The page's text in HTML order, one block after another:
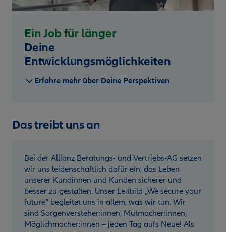
Ein Job für länger
Deine
Entwicklungsmöglichkeiten
Erfahre mehr über Deine Perspektiven
Das treibt uns an
Bei der Allianz Beratungs- und Vertriebs-AG setzen
wir uns leidenschaftlich dafür ein, das Leben
unserer Kundinnen und Kunden sicherer und
besser zu gestalten. Unser Leitbild „We secure your
future“ begleitet uns in allem, was wir tun. Wir
sind Sorgenversteher:innen, Mutmacher:innen,
Möglichmacher:innen – jeden Tag aufs Neue! Als